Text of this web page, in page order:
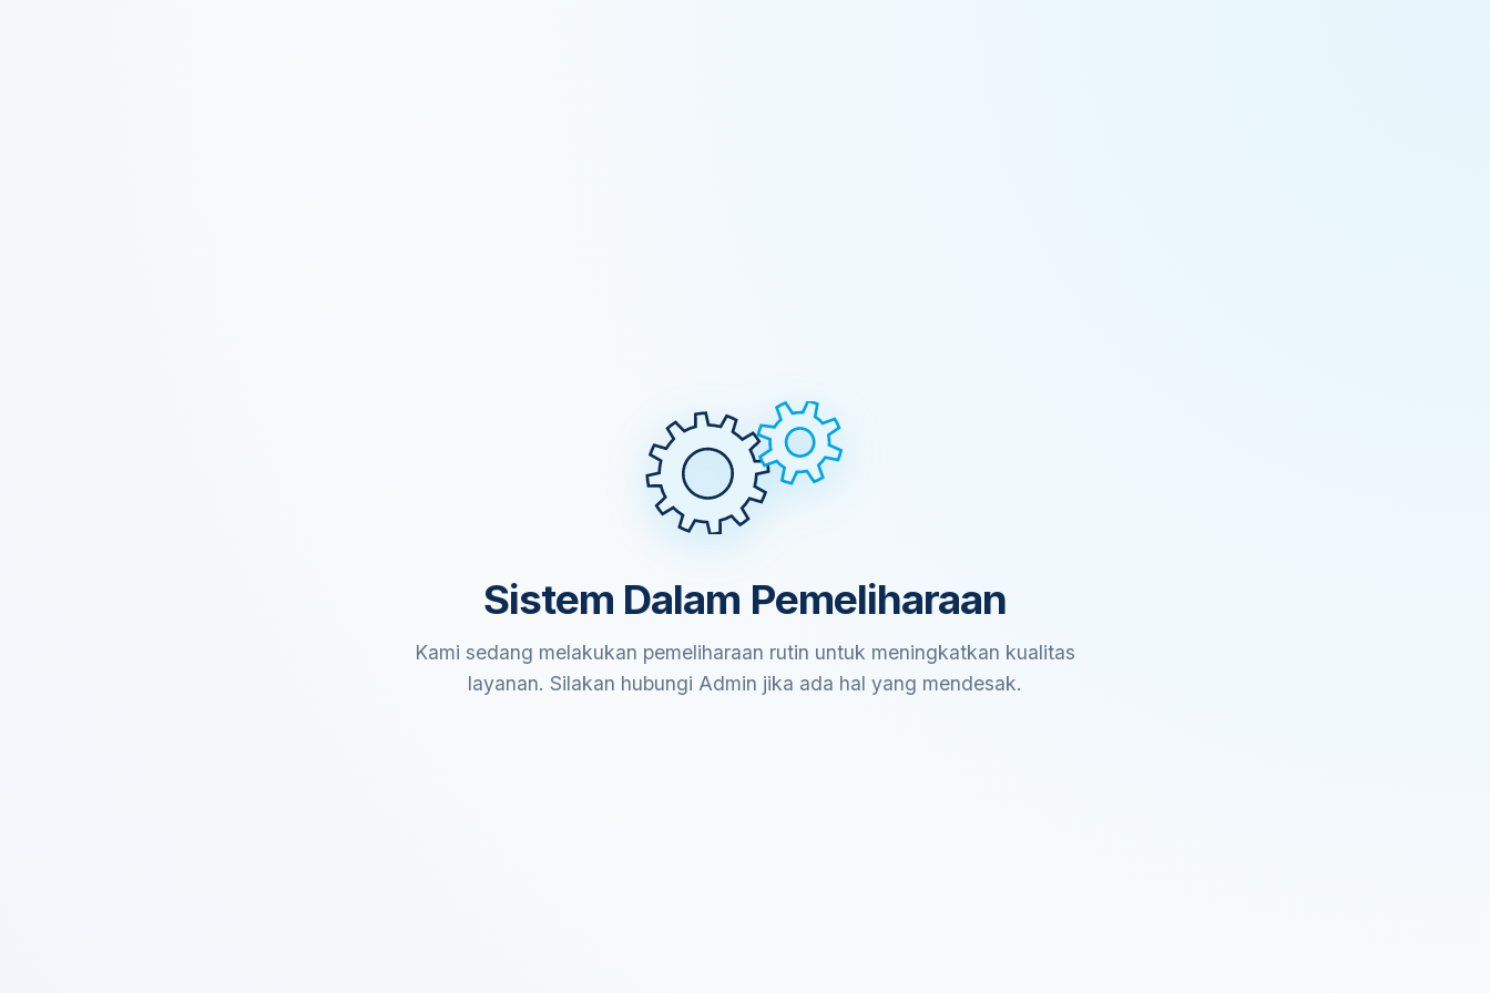
Sistem Dalam Pemeliharaan
Kami sedang melakukan pemeliharaan rutin untuk meningkatkan kualitas
layanan. Silakan hubungi Admin jika ada hal yang mendesak.